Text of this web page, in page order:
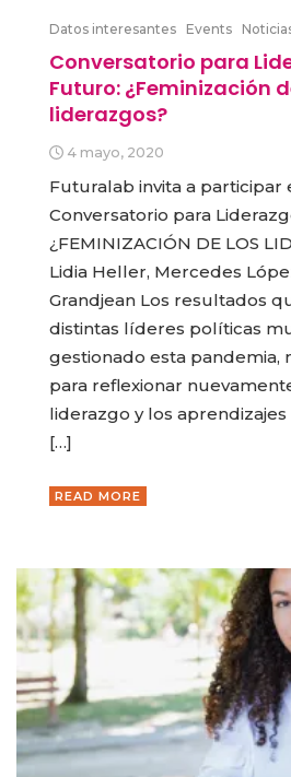
Datos interesantes Events
Conversatorio para
Futuro: ¿Feminización
liderazgos?
4 mayo, 2020
Futuralab invita a participar
Conversatorio para
¿FEMINIZACIÓN DE LOS
Lidia Heller, Mercedes
Grandjean Los resultados
distintas líderes políticas
gestionado esta pandemia,
para reflexionar
liderazgo y los aprendizajes
[…]
READ MORE